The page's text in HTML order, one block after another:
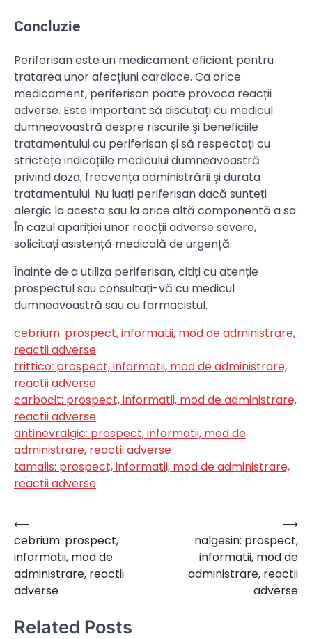
Concluzie
Periferisan este un medicament eficient pentru
tratarea unor afecțiuni cardiace. Ca orice
medicament, periferisan poate provoca reacții
adverse. Este important să discutați cu medicul
dumneavoastră despre riscurile și beneficiile
tratamentului cu periferisan și să respectați cu
strictețe indicațiile medicului dumneavoastră
privind doza, frecvența administrării și durata
tratamentului. Nu luați periferisan dacă sunteți
alergic la acesta sau la orice altă componentă a sa.
În cazul apariției unor reacții adverse severe,
solicitați asistență medicală de urgență.
Înainte de a utiliza periferisan, citiți cu atenție
prospectul sau consultați-vă cu medicul
dumneavoastră sau cu farmacistul.
cebrium: prospect, informatii, mod de administrare,
reactii adverse
trittico: prospect, informatii, mod de administrare,
reactii adverse
carbocit: prospect, informatii, mod de administrare,
reactii adverse
antinevralgic: prospect, informatii, mod de
administrare, reactii adverse
tamalis: prospect, informatii, mod de administrare,
reactii adverse
Navigare
în
articole
⟵
cebrium: prospect,
informatii, mod de
administrare, reactii
adverse
nalgesin: prospect,
informatii, mod de
administrare, reactii
adverse
⟶
Related Posts